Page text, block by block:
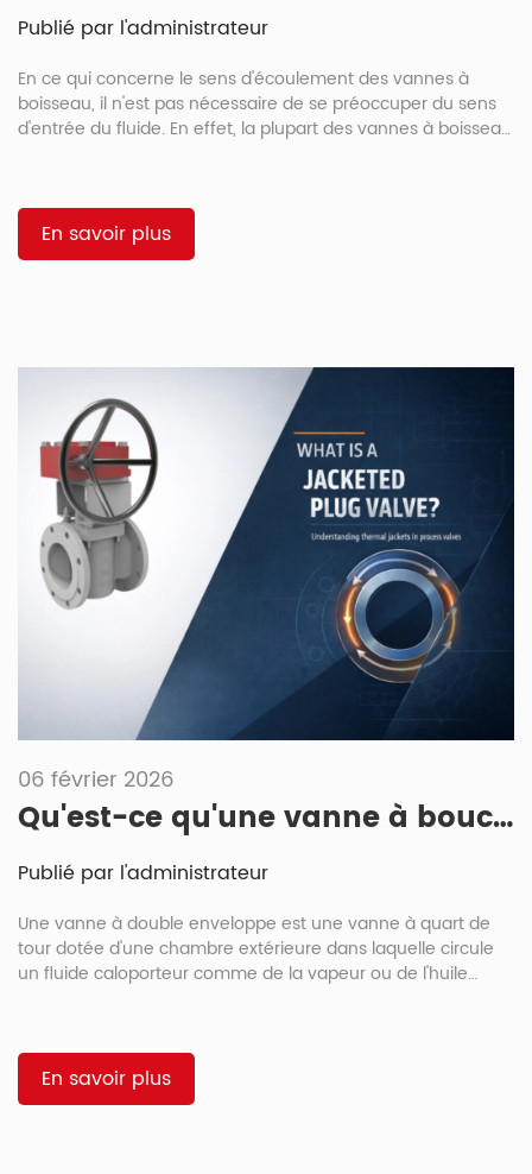
Publié par l'administrateur
En ce qui concerne le sens d'écoulement des vannes à
boisseau, il n'est pas nécessaire de se préoccuper du sens
d'entrée du fluide. En effet, la plupart des vannes à boisseau
haute pression peuvent toutefois présenter une orientation
privilégiée ; il est donc impératif de toujours consulter les
spécifications du fabricant avant l'installation. Les vannes à
En savoir plus
06 février 2026
Qu'est-ce qu'une vanne à bouchon à double enveloppe ?
Publié par l'administrateur
Une vanne à double enveloppe est une vanne à quart de
tour dotée d'une chambre extérieure dans laquelle circule
un fluide caloporteur comme de la vapeur ou de l'huile
solidification de matériaux tels que l'asphalte, la résine et le
soufre. Pourquoi les vannes à double enveloppe existent-
elles ? Certains fluides se solidifient à température
En savoir plus